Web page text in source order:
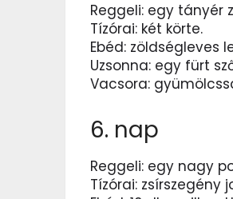
Reggeli: egy tányér
Tízórai: két körte.
Ebéd: zöldségleves
Uzsonna: egy fürt
Vacsora:
6. nap
Reggeli: egy nagy
Tízórai: zsírszegény